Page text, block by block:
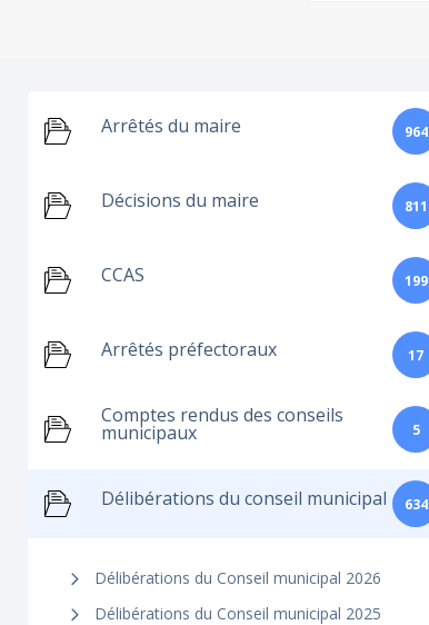
Arrêtés du maire 964
Décisions du maire 811
CCAS 199
Arrêtés préfectoraux 17
Comptes rendus des conseils
municipaux 5
Délibérations du conseil municipal 634
Délibérations du Conseil municipal 2026
Délibérations du Conseil municipal 2025